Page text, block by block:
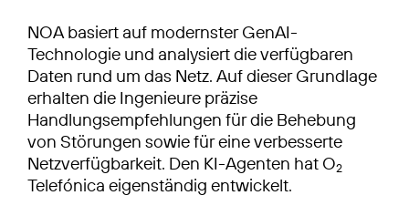
NOA basiert auf modernster GenAI-
Technologie und analysiert die verfügbaren
Daten rund um das Netz. Auf dieser Grundlage
erhalten die Ingenieure präzise
Handlungsempfehlungen für die Behebung
von Störungen sowie für eine verbesserte
Netzverfügbarkeit. Den KI-Agenten hat O2
Telefónica eigenständig entwickelt.